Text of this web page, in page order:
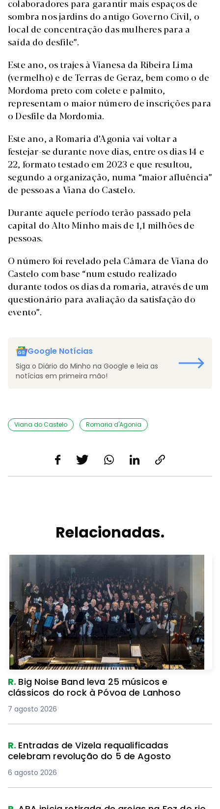
colaboradores para garantir mais espaços de
sombra nos jardins do antigo Governo Civil, o
local de concentração das mulheres para a
saída do desfile”.
Este ano, os trajes à Vianesa da Ribeira Lima
(vermelho) e de Terras de Geraz, bem como o de
Mordoma preto com colete e palmito,
representam o maior número de inscrições para
o Desfile da Mordomia.
Este ano, a Romaria d’Agonia vai voltar a
festejar-se durante nove dias, entre os dias 14 e
22, formato testado em 2023 e que resultou,
segundo a organização, numa “maior afluência”
de pessoas a Viana do Castelo.
Durante aquele período terão passado pela
capital do Alto Minho mais de 1,1 milhões de
pessoas.
O número foi revelado pela Câmara de Viana do
Castelo com base “num estudo realizado
durante todos os dias da romaria, através de um
questionário para avaliação da satisfação do
evento”.
Google Notícias
Siga o Diário do Minho na Google e leia as
notícias em primeira mão!
Viana do Castelo Romaria d'Agonia
Relacionadas.
R. Big Noise Band leva 25 músicos e
clássicos do rock à Póvoa de Lanhoso
7 agosto 2026
R. Entradas de Vizela requalificadas
celebram revolução do 5 de Agosto
6 agosto 2026